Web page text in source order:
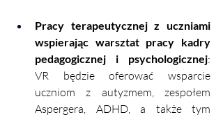
Pracy terapeutycznej z uczniami
wspierając warsztat pracy kadry
pedagogicznej i psychologicznej:
VR będzie oferować wsparcie
uczniom z autyzmem, zespołem
Aspergera, ADHD, a także tym